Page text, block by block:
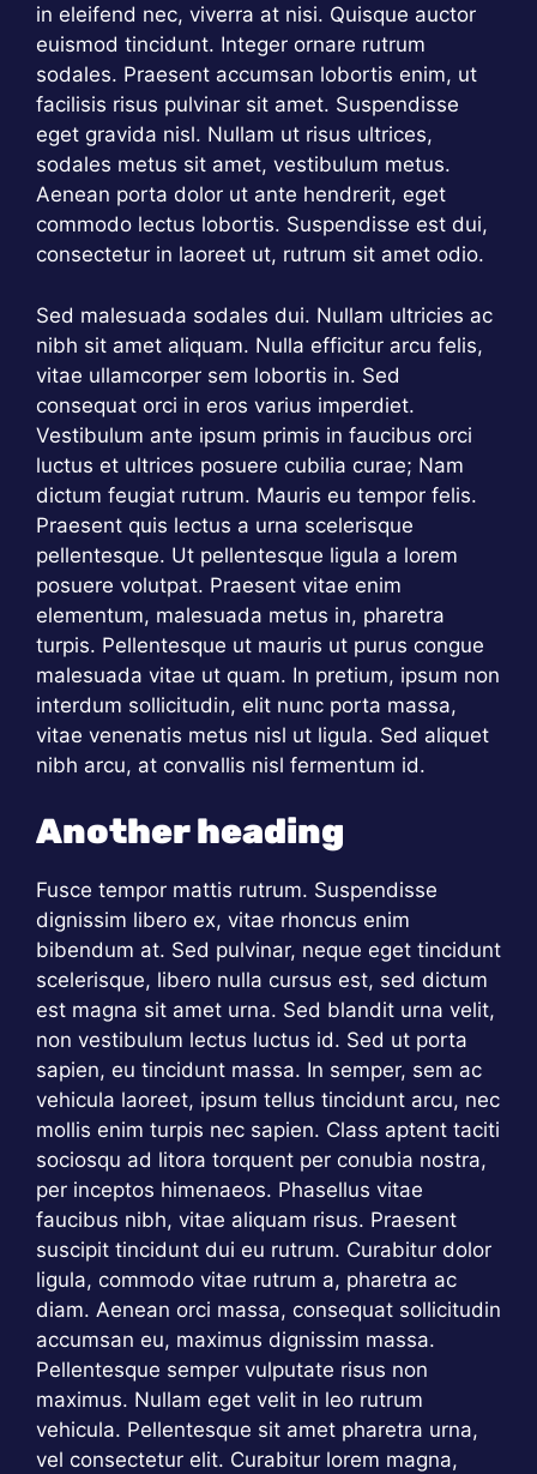
in eleifend nec, viverra at nisi. Quisque auctor
euismod tincidunt. Integer ornare rutrum
sodales. Praesent accumsan lobortis enim, ut
facilisis risus pulvinar sit amet. Suspendisse
eget gravida nisl. Nullam ut risus ultrices,
sodales metus sit amet, vestibulum metus.
Aenean porta dolor ut ante hendrerit, eget
commodo lectus lobortis. Suspendisse est dui,
consectetur in laoreet ut, rutrum sit amet odio.
Sed malesuada sodales dui. Nullam ultricies ac
nibh sit amet aliquam. Nulla efficitur arcu felis,
vitae ullamcorper sem lobortis in. Sed
consequat orci in eros varius imperdiet.
Vestibulum ante ipsum primis in faucibus orci
luctus et ultrices posuere cubilia curae; Nam
dictum feugiat rutrum. Mauris eu tempor felis.
Praesent quis lectus a urna scelerisque
pellentesque. Ut pellentesque ligula a lorem
posuere volutpat. Praesent vitae enim
elementum, malesuada metus in, pharetra
turpis. Pellentesque ut mauris ut purus congue
malesuada vitae ut quam. In pretium, ipsum non
interdum sollicitudin, elit nunc porta massa,
vitae venenatis metus nisl ut ligula. Sed aliquet
nibh arcu, at convallis nisl fermentum id.
Another heading
Fusce tempor mattis rutrum. Suspendisse
dignissim libero ex, vitae rhoncus enim
bibendum at. Sed pulvinar, neque eget tincidunt
scelerisque, libero nulla cursus est, sed dictum
est magna sit amet urna. Sed blandit urna velit,
non vestibulum lectus luctus id. Sed ut porta
sapien, eu tincidunt massa. In semper, sem ac
vehicula laoreet, ipsum tellus tincidunt arcu, nec
mollis enim turpis nec sapien. Class aptent taciti
sociosqu ad litora torquent per conubia nostra,
per inceptos himenaeos. Phasellus vitae
faucibus nibh, vitae aliquam risus. Praesent
suscipit tincidunt dui eu rutrum. Curabitur dolor
ligula, commodo vitae rutrum a, pharetra ac
diam. Aenean orci massa, consequat sollicitudin
accumsan eu, maximus dignissim massa.
Pellentesque semper vulputate risus non
maximus. Nullam eget velit in leo rutrum
vehicula. Pellentesque sit amet pharetra urna,
vel consectetur elit. Curabitur lorem magna,